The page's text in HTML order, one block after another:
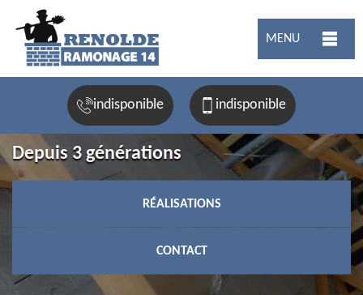
MENU
indisponible indisponible
Depuis 3 générations
RÉALISATIONS
CONTACT